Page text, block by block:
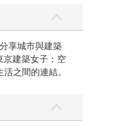
享城市與建築
京建築女子：空
之間的連結。